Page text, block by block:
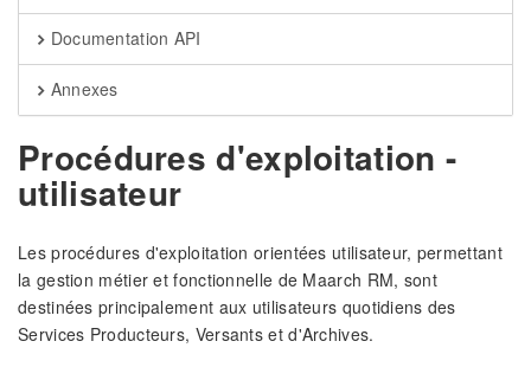
Documentation API
Annexes
Procédures d'exploitation -
utilisateur
Les procédures d'exploitation orientées utilisateur, permettant
la gestion métier et fonctionnelle de Maarch RM, sont
destinées principalement aux utilisateurs quotidiens des
Services Producteurs, Versants et d'Archives.